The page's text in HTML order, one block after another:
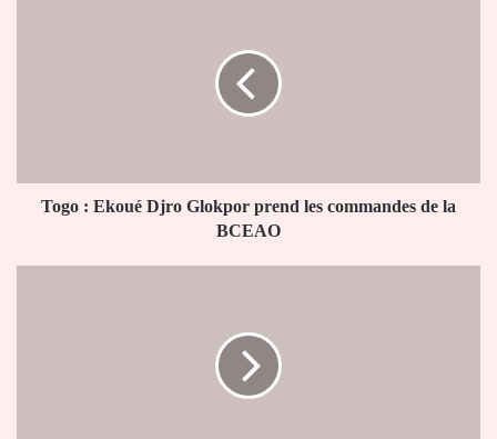
de
Togo : Ekoué Djro Glokpor prend les commandes de la
BCEAO